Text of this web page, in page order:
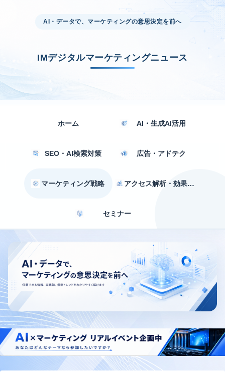
AI・データで、マーケティングの意思決定を前へ
IMデジタルマーケティングニュース
ホーム AI・生成AI活用
SEO・AI検索対策 広告・アドテク
マーケティング戦略 アクセス解析・効果測定
セミナー